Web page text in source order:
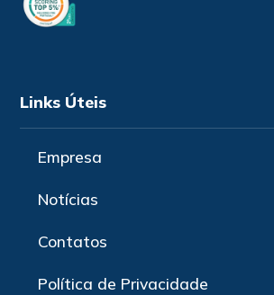
Links Úteis
Empresa
Notícias
Contatos
Política de Privacidade